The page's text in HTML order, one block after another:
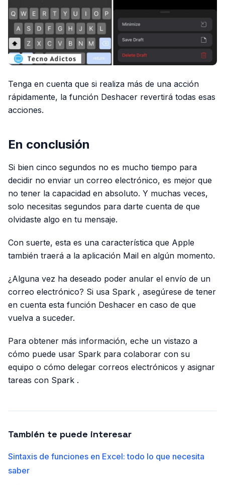
Tenga en cuenta que si realiza más de una acción
rápidamente, la función Deshacer revertirá todas esas
acciones.
En conclusión
Si bien cinco segundos no es mucho tiempo para
decidir no enviar un correo electrónico, es mejor que
no tener la capacidad en absoluto. Y muchas veces,
solo necesitas segundos para darte cuenta de que
olvidaste algo en tu mensaje.
Con suerte, esta es una característica que Apple
también traerá a la aplicación Mail en algún momento.
¿Alguna vez ha deseado poder anular el envío de un
correo electrónico? Si usa Spark , asegúrese de tener
en cuenta esta función Deshacer en caso de que
vuelva a suceder.
Para obtener más información, eche un vistazo a
cómo puede usar Spark para colaborar con su
equipo o cómo delegar correos electrónicos y asignar
tareas con Spark .
También te puede interesar
Sintaxis de funciones en Excel: todo lo que necesita
saber